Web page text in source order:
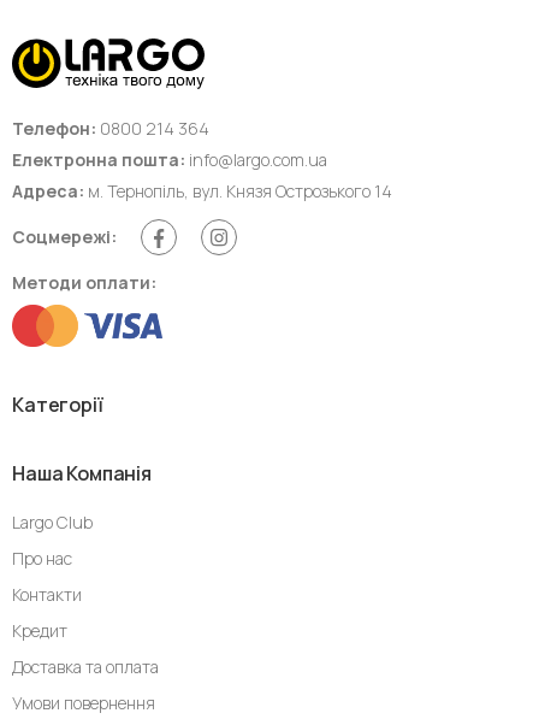
Телефон: 0800 214 364
Електронна пошта: info@largo.com.ua
Адреса: м. Тернопіль, вул. Князя Острозького 14
Соцмережі:
Методи оплати:
Категорії
Наша Компанія
Largo Club
Про нас
Контакти
Кредит
Доставка та оплата
Умови повернення